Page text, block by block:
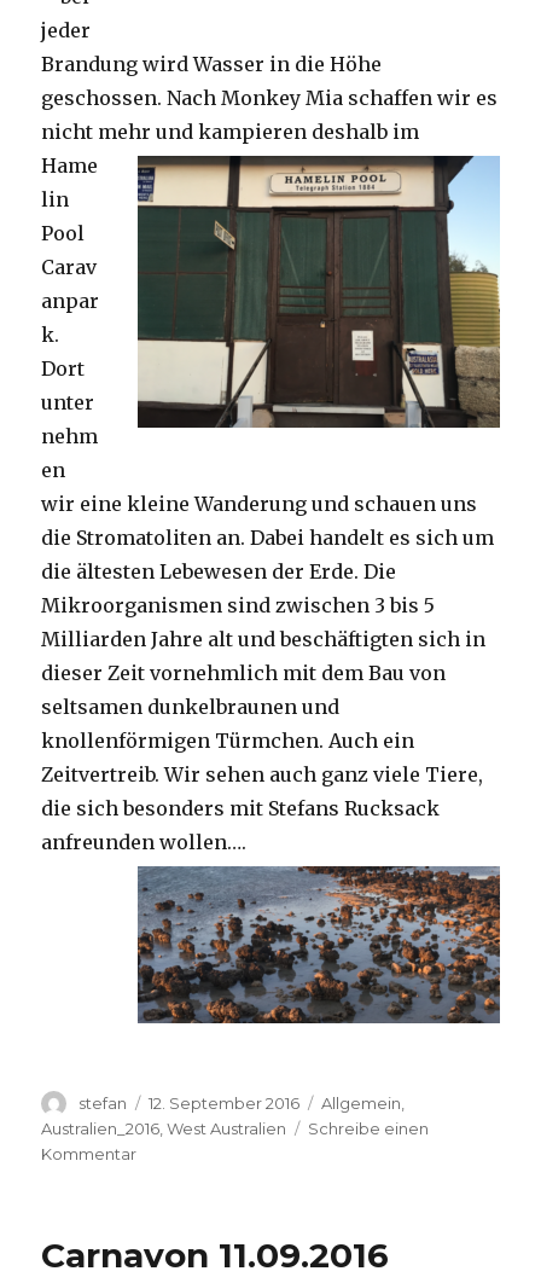
jeder
Brandung wird Wasser in die Höhe
geschossen. Nach Monkey Mia schaffen wir es
nicht mehr und kampieren deshalb im
Hame
lin
Pool
Carav
anpar
k.
Dort
unter
nehm
en
wir eine kleine Wanderung und schauen uns
die Stromatoliten an. Dabei handelt es sich um
die ältesten Lebewesen der Erde. Die
Mikroorganismen sind zwischen 3 bis 5
Milliarden Jahre alt und beschäftigten sich in
dieser Zeit vornehmlich mit dem Bau von
seltsamen dunkelbraunen und
knollenförmigen Türmchen. Auch ein
Zeitvertreib. Wir sehen auch ganz viele Tiere,
die sich besonders mit Stefans Rucksack
anfreunden wollen….
Autor
stefan
Veröffentlicht
am
12. September 2016 Kategorien
Allgemein
Australien_2016 ,West Australien
Schreibe einen
Kommentarzu
Carnavon 11.09.2016